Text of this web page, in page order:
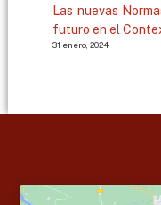
Las nuevas
futuro en el
31 enero, 2024